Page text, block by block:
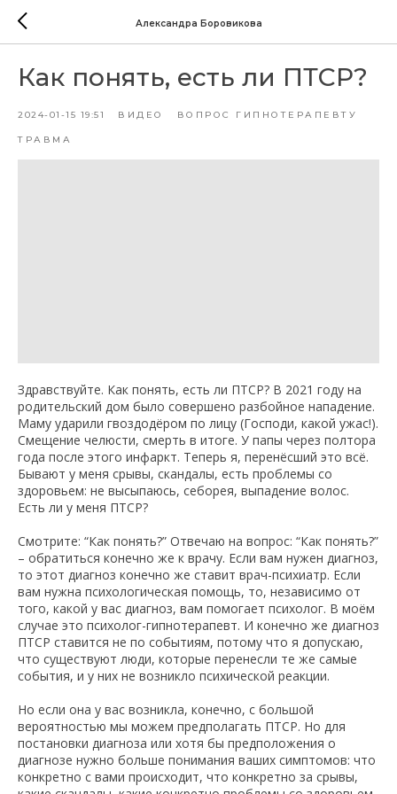
Александра Боровикова
Как понять, есть ли ПТСР?
2024-01-15 19:51 ВИДЕО ВОПРОС ГИПНОТЕРАПЕВТУ
ТРАВМА
Здравствуйте. Как понять, есть ли ПТСР? В 2021 году на
родительский дом было совершено разбойное нападение.
Маму ударили гвоздодёром по лицу (Господи, какой ужас!).
Смещение челюсти, смерть в итоге. У папы через полтора
года после этого инфаркт. Теперь я, перенёсший это всё.
Бывают у меня срывы, скандалы, есть проблемы со
здоровьем: не высыпаюсь, себорея, выпадение волос.
Есть ли у меня ПТСР?
Смотрите: “Как понять?” Отвечаю на вопрос: “Как понять?”
– обратиться конечно же к врачу. Если вам нужен диагноз,
то этот диагноз конечно же ставит врач-психиатр. Если
вам нужна психологическая помощь, то, независимо от
того, какой у вас диагноз, вам помогает психолог. В моём
случае это психолог-гипнотерапевт. И конечно же диагноз
ПТСР ставится не по событиям, потому что я допускаю,
что существуют люди, которые перенесли те же самые
события, и у них не возникло психической реакции.
Но если она у вас возникла, конечно, с большой
вероятностью мы можем предполагать ПТСР. Но для
постановки диагноза или хотя бы предположения о
диагнозе нужно больше понимания ваших симптомов: что
конкретно с вами происходит, что конкретно за срывы,